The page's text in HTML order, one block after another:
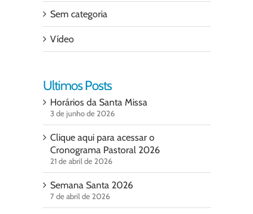
Sem categoria
Vídeo
Ultimos Posts
Horários da Santa Missa
3 de junho de 2026
Clique aqui para acessar o
Cronograma Pastoral 2026
21 de abril de 2026
Semana Santa 2026
7 de abril de 2026